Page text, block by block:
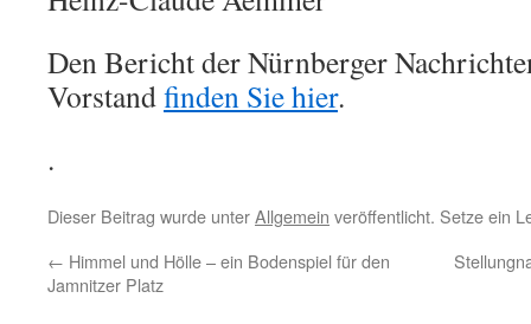
Den Bericht der Nürnberger
Vorstandfinden Sie hier.
.
Dieser Beitrag wurde unterAllgemein veröffentlicht. Setze ein
← Himmel und Hölle – ein Bodenspiel für den
Jamnitzer Platz